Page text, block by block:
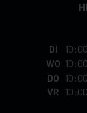
DI
10:00
WO 10:00
DO
10:00
VR
10:00